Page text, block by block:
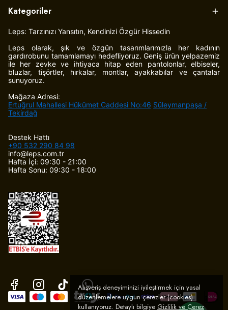
Alışveriş deneyiminizi iyileştirmek için yasal
düzenlemelere uygun çerezler (cookies)
kullanıyoruz. Detaylı bilgiye Gizlilik ve Çerez
Kategoriler
Leps: Tarzınızı Yansıtın, Kendinizi Özgür Hissedin
Leps olarak, şık ve özgün tasarımlarımızla her kadının
gardırobunu tamamlamayı hedefliyoruz. Geniş ürün yelpazemiz
ile her zevke ve ihtiyaca hitap eden pantolonlar, elbiseler,
bluzlar, tişörtler, hırkalar, montlar, ayakkabılar ve çantalar
sunuyoruz.
Mağaza Adresi:
Ertuğrul Mahallesi Hükümet Caddesi No:46 Süleymanpaşa /
Tekirdağ
Destek Hattı
+90 532 290 84 98
info@leps.com.tr
Hafta İçi: 09:30 - 21:00
Hafta Sonu: 09:30 - 18:00